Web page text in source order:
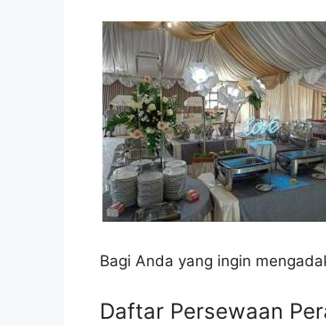
Bagi Anda yang ingin
Daftar Persewaan